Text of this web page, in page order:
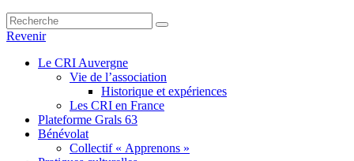
Revenir
Le CRI Auvergne
Vie de l’association
Historique et expériences
Les CRI en France
Plateforme Grals 63
Bénévolat
Collectif « Apprenons »